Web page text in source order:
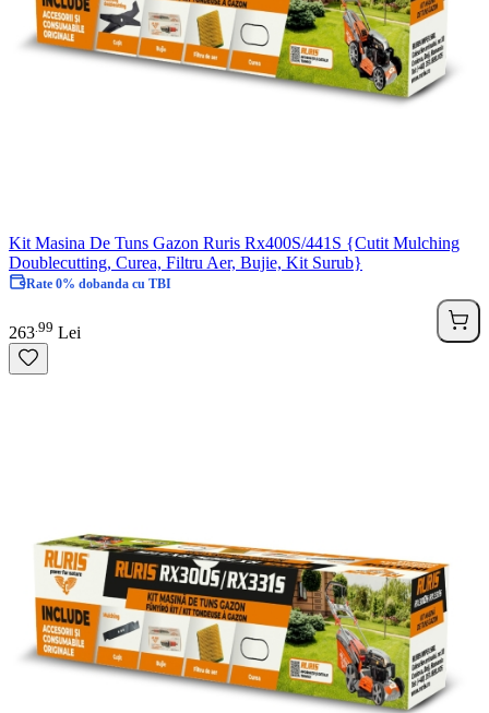
Kit Masina De Tuns Gazon Ruris Rx400S/441S {Cutit Mulching
Doublecutting, Curea, Filtru Aer, Bujie, Kit Surub}
Rate 0% dobanda cu TBI
263 99 Lei